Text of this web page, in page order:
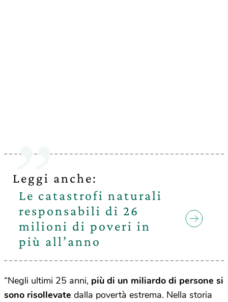
Leggi anche:
Le catastrofi naturali
responsabili di 26
milioni di poveri in
più all’anno
“Negli ultimi 25 anni, più di un miliardo di persone si
sono risollevate dalla povertà estrema. Nella storia